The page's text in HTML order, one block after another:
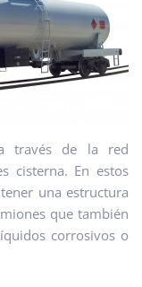
través de la red
cisterna. En estos
una estructura
que también
corrosivos o